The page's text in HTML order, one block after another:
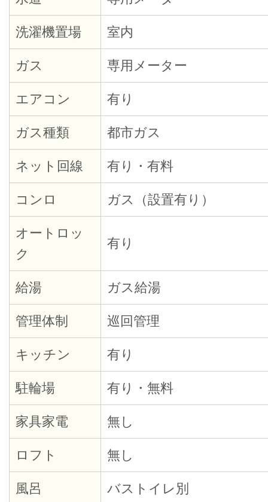
洗濯機置場 室内
ガス 専用メーター
エアコン 有り
ガス種類 都市ガス
ネット回線 有り・有料
コンロ ガス（設置有り）
オートロッ
ク
有り
給湯 ガス給湯
管理体制 巡回管理
キッチン 有り
駐輪場 有り・無料
家具家電 無し
ロフト 無し
風呂 バストイレ別